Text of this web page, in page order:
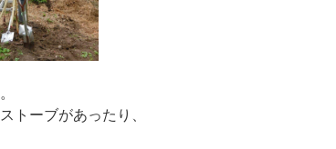
トーブがあったり、